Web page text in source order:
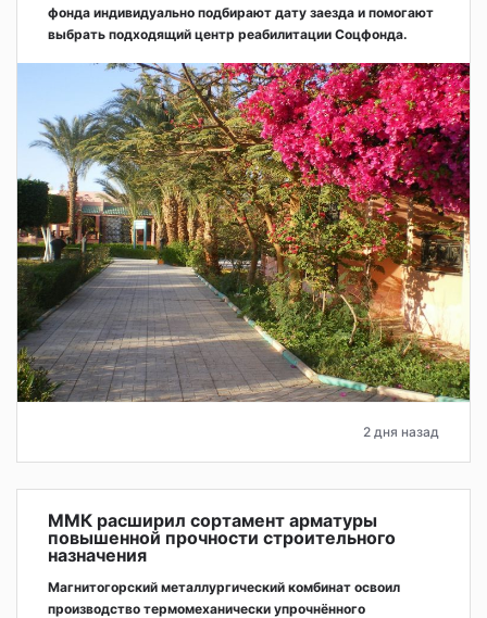
фонда индивидуально подбирают дату заезда и помогают
выбрать подходящий центр реабилитации Соцфонда.
2 дня назад
ММК расширил сортамент арматуры
повышенной прочности строительного
назначения
Магнитогорский металлургический комбинат освоил
производство термомеханически упрочнённого